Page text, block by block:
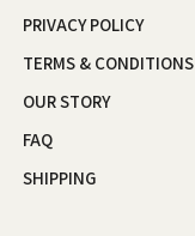
PRIVACY POLICY
TERMS & CONDITIONS
OUR STORY
FAQ
SHIPPING